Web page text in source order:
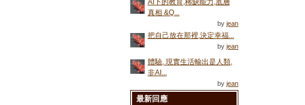
AI下的教育,稀缺能力,底層
真相 &Q...
byjean
把自己放在那裡,決定幸福...
byjean
體驗, 現實生活輸出是人類,
非AI...
byjean
最新回應